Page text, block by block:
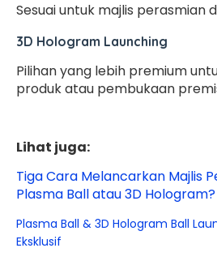
Sesuai untuk majlis perasmian
3D Hologram Launching
Pilihan yang lebih premium
produk atau pembukaan
Lihat juga:
Tiga Cara Melancarkan Majlis
Plasma Ball atau 3D Hologram?
Plasma Ball & 3D Hologram Ball
Eksklusif